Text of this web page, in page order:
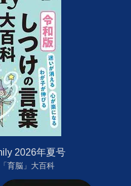
2026年夏号
育脳」大百科